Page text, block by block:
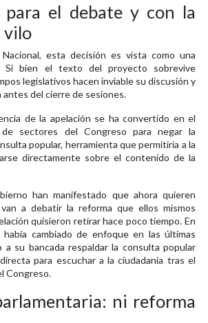
el debate y con la
vilo
esta decisión es vista como una
Si bien el texto del proyecto sobrevive
legislativos hacen inviable su discusión y
del cierre de sesiones.
de la apelación se ha convertido en el
sectores del Congreso para negar la
popular, herramienta que permitiría a la
directamente sobre el contenido de la
han manifestado que ahora quieren
a debatir la reforma que ellos mismos
quisieron retirar hace poco tiempo. En
cambiado de enfoque en las últimas
a su bancada respaldar la consulta popular
para escuchar a la ciudadanía tras el
Congreso.
ni reforma